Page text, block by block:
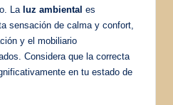
La luz ambiental es
sensación de calma y confort,
y el mobiliario
Considera que la correcta
en tu estado de